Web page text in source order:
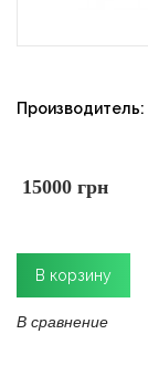
Производитель:
15000 грн
В сравнение